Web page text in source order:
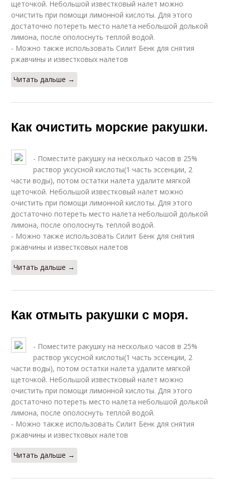
щеточкой. Небольшой известковый налет можно
очистить при помощи лимонной кислоты. Для этого
достаточно потереть место налета небольшой долькой
лимона, после ополоснуть теплой водой.
- Можно также использовать Силит Бенк для снятия
ржавчины и известковых налетов
Читать дальше →
Как очистить морские ракушки.
- Поместите ракушку на несколько часов в 25%
раствор уксусной кислоты(1 часть эссенции, 2
части воды), потом остатки налета удалите мягкой
щеточкой. Небольшой известковый налет можно
очистить при помощи лимонной кислоты. Для этого
достаточно потереть место налета небольшой долькой
лимона, после ополоснуть теплой водой.
- Можно также использовать Силит Бенк для снятия
ржавчины и известковых налетов
Читать дальше →
Как отмыть ракушки с моря.
- Поместите ракушку на несколько часов в 25%
раствор уксусной кислоты(1 часть эссенции, 2
части воды), потом остатки налета удалите мягкой
щеточкой. Небольшой известковый налет можно
очистить при помощи лимонной кислоты. Для этого
достаточно потереть место налета небольшой долькой
лимона, после ополоснуть теплой водой.
- Можно также использовать Силит Бенк для снятия
ржавчины и известковых налетов
Читать дальше →